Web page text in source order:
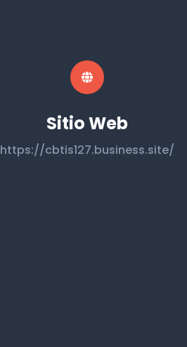
Sitio Web
https://cbtis127.business.site/